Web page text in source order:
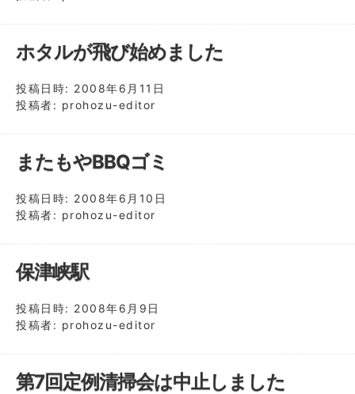
ホタルが飛び始めました
投稿日時: 2008年6月11日
投稿者: prohozu-editor
またもやBBQゴミ
投稿日時: 2008年6月10日
投稿者: prohozu-editor
保津峡駅
投稿日時: 2008年6月9日
投稿者: prohozu-editor
第7回定例清掃会は中止しました